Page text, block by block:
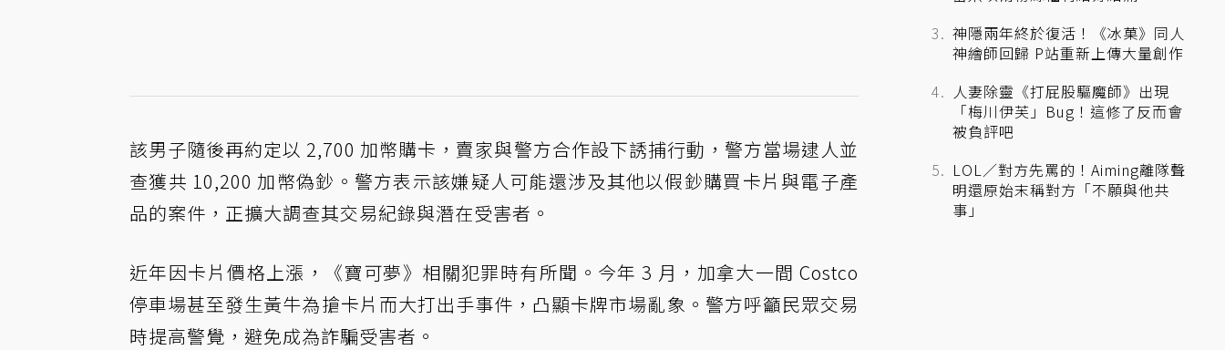
該男子隨後再約定以 2,700 加幣購卡，賣家與警方合作設下誘捕行動，警方當場逮人並
查獲共 10,200 加幣偽鈔。警方表示該嫌疑人可能還涉及其他以假鈔購買卡片與電子產
品的案件，正擴大調查其交易紀錄與潛在受害者。
近年因卡片價格上漲，《寶可夢》相關犯罪時有所聞。今年 3 月，加拿大一間 Costco
停車場甚至發生黃牛為搶卡片而大打出手事件，凸顯卡牌市場亂象。警方呼籲民眾交易
時提高警覺，避免成為詐騙受害者。
神隱兩年終於復活！《冰菓》同人
神繪師回歸 P站重新上傳大量創作
人妻除靈《打屁股驅魔師》出現
「梅川伊芙」Bug！這修了反而會
被負評吧
LOL／對方先罵的！Aiming離隊聲
明還原始末稱對方「不願與他共
事」